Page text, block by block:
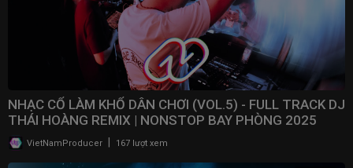
NHẠC CỔ LÀM KHỔ DÂN CHƠI (VOL.5) - FULL TRACK DJ
THÁI HOÀNG REMIX | NONSTOP BAY PHÒNG 2025
VietNamProducer 167 lượt xem